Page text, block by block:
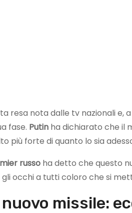
resa nota dalle tv nazionali e,
fase. Putin ha dichiarato che il
più forte di quanto lo sia
russo ha detto che questo
occhi a tutti coloro che si
missile: